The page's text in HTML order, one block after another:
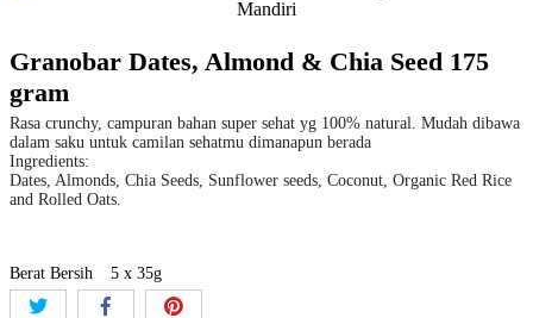
Granobar Dates, Almond & Chia Seed 175
gram
Rasa crunchy, campuran bahan super sehat yg 100% natural. Mudah dibawa
dalam saku untuk camilan sehatmu dimanapun berada
Ingredients:
Dates, Almonds, Chia Seeds, Sunflower seeds, Coconut, Organic Red Rice
and Rolled Oats.
Berat Bersih 5 x 35g